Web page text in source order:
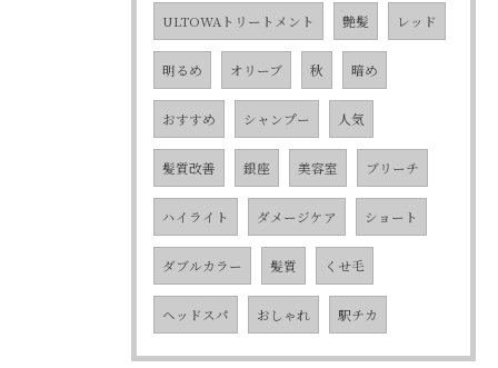
ULTOWAトリートメント 艶髪 レッド
明るめ オリーブ 秋 暗め
おすすめ シャンプー 人気
髪質改善 銀座 美容室 ブリーチ
ハイライト ダメージケア ショート
ダブルカラー 髪質 くせ毛
ヘッドスパ おしゃれ 駅チカ